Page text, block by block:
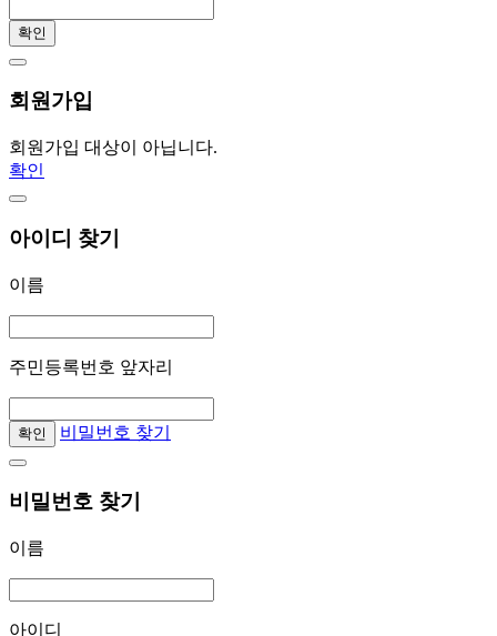
확인
회원가입
회원가입 대상이 아닙니다.
확인
아이디 찾기
이름
주민등록번호 앞자리
확인 비밀번호 찾기
비밀번호 찾기
이름
아이디